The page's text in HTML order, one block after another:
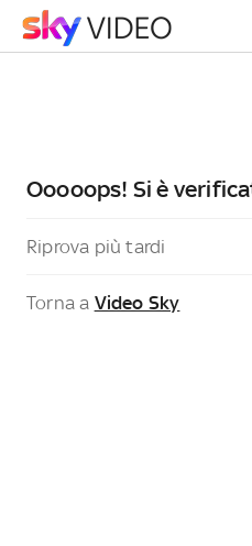
Ooooops! Si è
Riprova più tardi
Torna a Video Sky